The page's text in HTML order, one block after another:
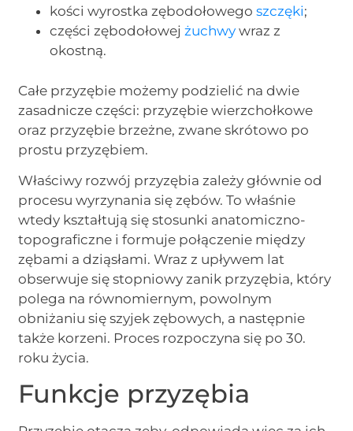
kości wyrostka zębodołowegoszczęki;
części zębodołowejżuchwy wraz z
okostną.
Całe przyzębie możemy podzielić na dwie
zasadnicze części: przyzębie wierzchołkowe
oraz przyzębie brzeżne, zwane skrótowo po
prostu przyzębiem.
Właściwy rozwój przyzębia zależy głównie od
procesu wyrzynania się zębów. To właśnie
wtedy kształtują się stosunki anatomiczno-
topograficzne i formuje połączenie między
zębami a dziąsłami. Wraz z upływem lat
obserwuje się stopniowy zanik przyzębia, który
polega na równomiernym, powolnym
obniżaniu się szyjek zębowych, a następnie
także korzeni. Proces rozpoczyna się po 30.
roku życia.
Funkcje przyzębia